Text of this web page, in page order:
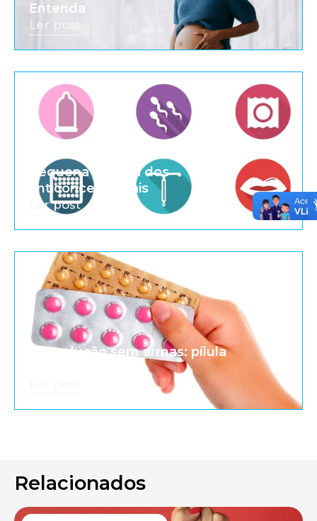
Entenda
Ler post
Pequena história dos
anticoncepcionais
Ler post
A revolução sem armas: pílula
Relacionados